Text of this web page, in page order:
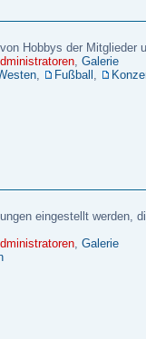
Hobbys der Mitglieder
Galerie
Fußball
eingestellt werden,
Galerie